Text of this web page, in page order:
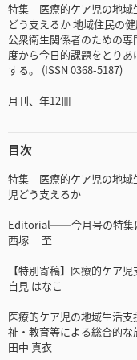
特集 医療的ケア児の地域
どう支えるか 地域住民の
公衆衛生関係者のための
度から今日的課題をとり
する。 (ISSN 0368-5187)
月刊、年12冊
目次
特集 医療的ケア児の地域
児どう支えるか
Editorial──今月号の特集
西塚 至
【特別寄稿】医療的ケア
自見 はなこ
医療的ケア児の地域生活
祉・教育等による総合的な
田中 真衣